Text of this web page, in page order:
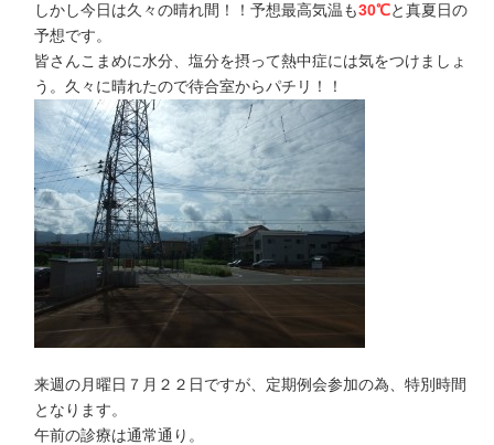
しかし今日は久々の晴れ間！！予想最高気温も30℃と真夏日の
予想です。
皆さんこまめに水分、塩分を摂って熱中症には気をつけましょ
う。久々に晴れたので待合室からパチリ！！
来週の月曜日７月２２日ですが、定期例会参加の為、特別時間
となります。
午前の診療は通常通り 。